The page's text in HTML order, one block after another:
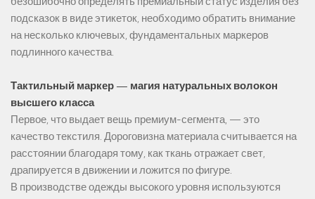
подсказок в виде этикеток, необходимо обратить внимание
на несколько ключевых, фундаментальных маркеров
подлинного качества.
Тактильный маркер — магия натуральных волокон
высшего класса
Первое, что выдает вещь премиум-сегмента, — это
качество текстиля. Дороговизна материала считывается на
расстоянии благодаря тому, как ткань отражает свет,
драпируется в движении и ложится по фигуре.
В производстве одежды высокого уровня используются